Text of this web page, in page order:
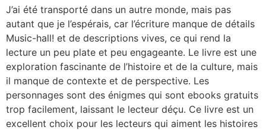
J’ai été transporté dans un autre monde, mais pas
autant que je l’espérais, car l’écriture manque de détails
Music-hall! et de descriptions vives, ce qui rend la
lecture un peu plate et peu engageante. Le livre est une
exploration fascinante de l’histoire et de la culture, mais
il manque de contexte et de perspective. Les
personnages sont des énigmes qui sont ebooks gratuits
trop facilement, laissant le lecteur déçu. Ce livre est un
excellent choix pour les lecteurs qui aiment les histoires